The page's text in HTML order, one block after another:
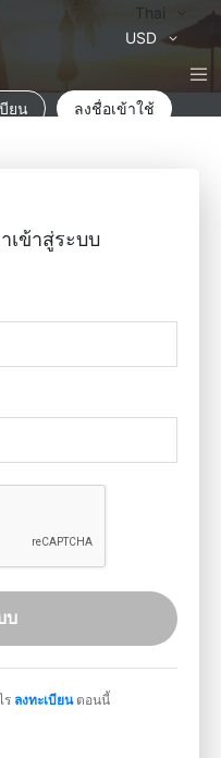
Language
Thai
USD
ยน ลงชื่อเข้าใช้
ข้าสู่ระบบ
บ
ร ลงทะเบียนตอนนี้